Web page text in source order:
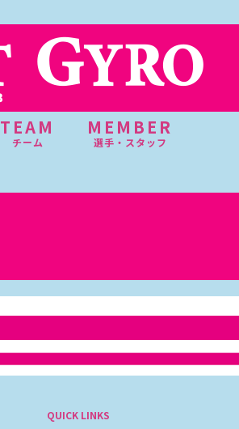
TEAM
チーム
MEMBER
選手・スタッフ
QUICK LINKS